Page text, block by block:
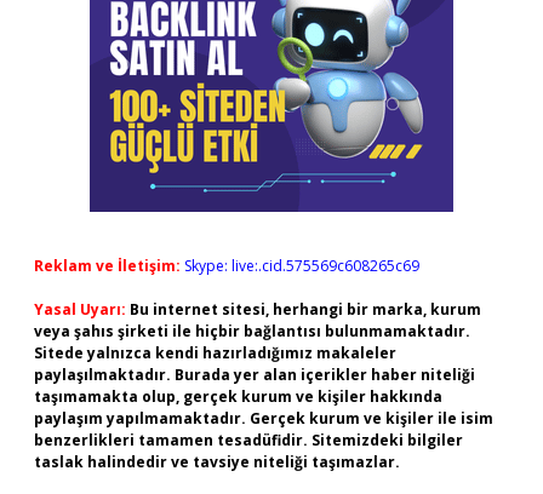
Reklam ve İletişim: Skype: live:.cid.575569c608265c69
Yasal Uyarı: Bu internet sitesi, herhangi bir marka, kurum
veya şahıs şirketi ile hiçbir bağlantısı bulunmamaktadır.
Sitede yalnızca kendi hazırladığımız makaleler
paylaşılmaktadır. Burada yer alan içerikler haber niteliği
taşımamakta olup, gerçek kurum ve kişiler hakkında
paylaşım yapılmamaktadır. Gerçek kurum ve kişiler ile isim
benzerlikleri tamamen tesadüfidir. Sitemizdeki bilgiler
taslak halindedir ve tavsiye niteliği taşımazlar.